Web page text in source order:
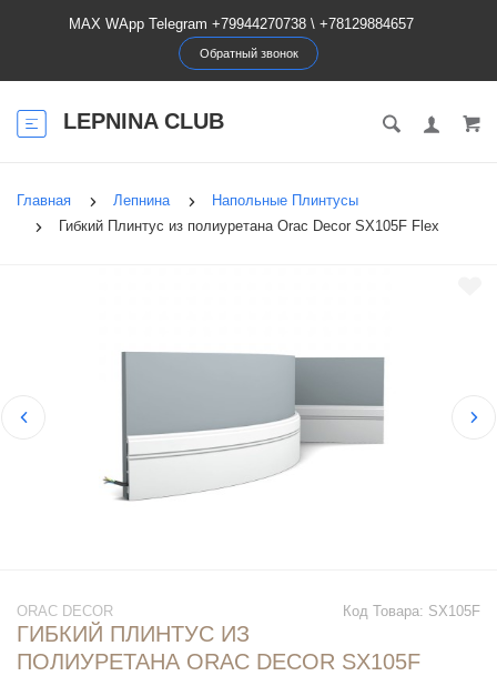
MAX WApp Telegram +79944270738 \ +78129884657
Обратный звонок
LEPNINA CLUB
Главная Лепнина
Напольные Плинтусы
Гибкий Плинтус из полиуретана Orac Decor SX105F Flex
Код Товара: SX105F
ORAC DECOR
ГИБКИЙ ПЛИНТУС ИЗ
ПОЛИУРЕТАНА ORAC DECOR SX105F